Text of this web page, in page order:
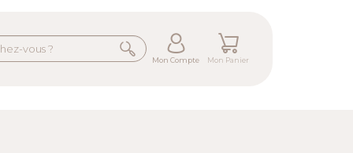
Mon Compte Mon Panier